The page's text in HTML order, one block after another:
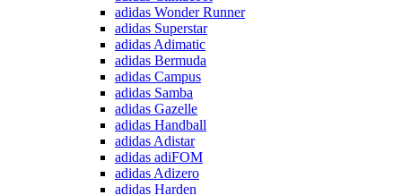
adidas Wonder Runner
adidas Superstar
adidas Adimatic
adidas Bermuda
adidas Campus
adidas Samba
adidas Gazelle
adidas Handball
adidas Adistar
adidas adiFOM
adidas Adizero
adidas Harden